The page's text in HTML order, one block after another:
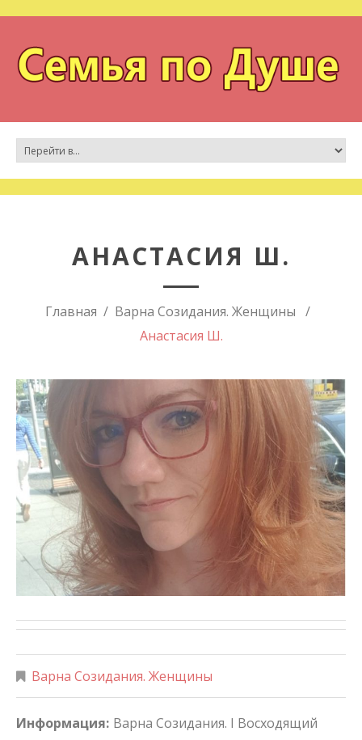
АНАСТАСИЯ Ш.
Главная
Варна Созидания. Женщины
Анастасия Ш.
Варна Созидания. Женщины
Информация: Варна Созидания. I Восходящий